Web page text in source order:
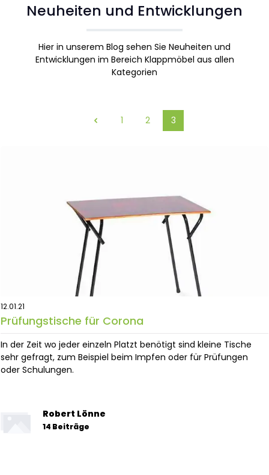
Neuheiten und Entwicklungen
Hier in unserem Blog sehen Sie Neuheiten und
Entwicklungen im Bereich Klappmöbel aus allen
Kategorien
Seite
1 Seite
2 Seite
3
12.01.21
Prüfungstische für Corona
In der Zeit wo jeder einzeln Platzt benötigt sind kleine Tische
sehr gefragt, zum Beispiel beim Impfen oder für Prüfungen
oder Schulungen.
Robert Lönne
14 Beiträge